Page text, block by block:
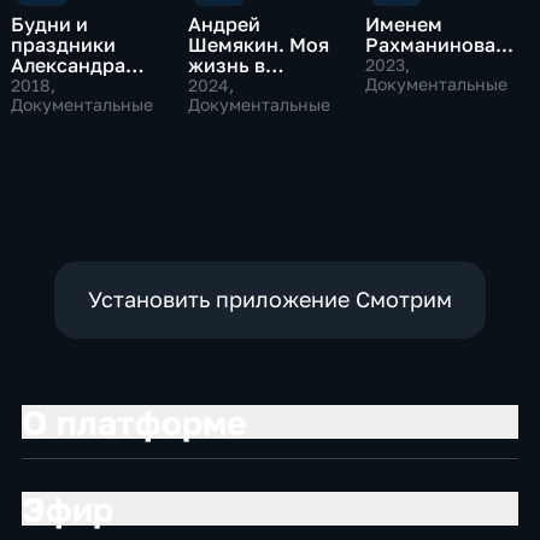
Будни и
праздники
Александра
Ермакова
2018,
Документальные
Андрей
Шемякин. Моя
жизнь в
кинозале
2024,
Документальные
Именем
Рахманинова...
2023,
Документальные
Установить приложение Смотрим